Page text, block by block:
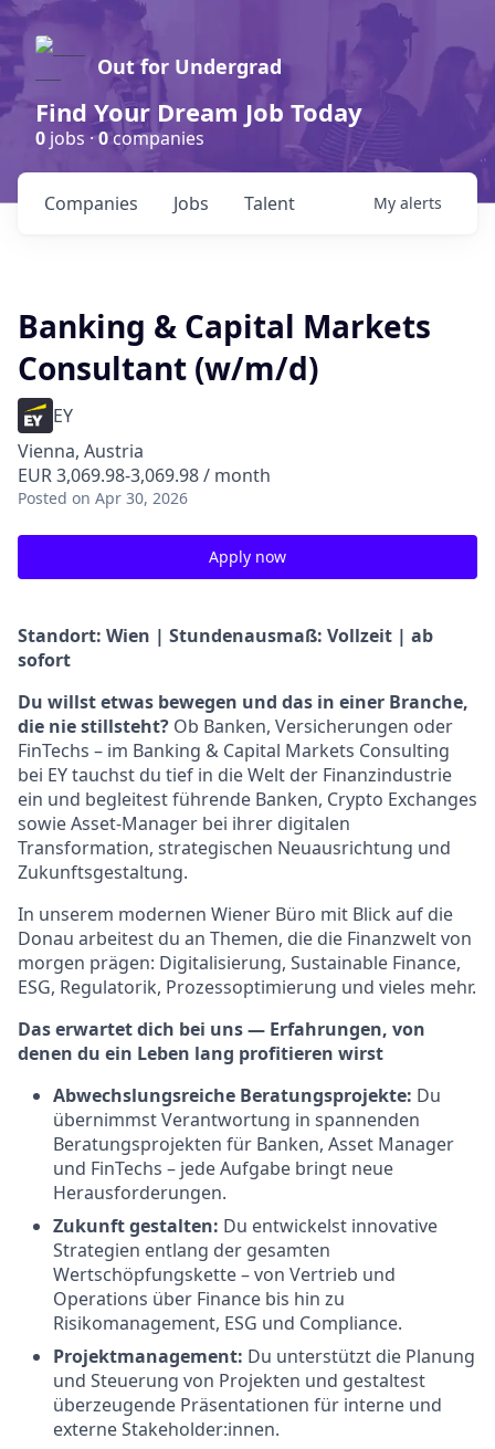
Out for Undergrad
Find Your Dream Job Today
0 jobs ·0companies
Jobs
Companies Talent My alerts
Banking & Capital Markets
Consultant (w/m/d)
EY
Vienna, Austria
EUR 3,069.98-3,069.98 / month
Posted on Apr 30, 2026
Apply now
Standort: Wien | Stundenausmaß: Vollzeit | ab
sofort
Du willst etwas bewegen und das in einer Branche,
die nie stillsteht? Ob Banken, Versicherungen oder
FinTechs – im Banking & Capital Markets Consulting
bei EY tauchst du tief in die Welt der Finanzindustrie
ein und begleitest führende Banken, Crypto Exchanges
sowie Asset-Manager bei ihrer digitalen
Transformation, strategischen Neuausrichtung und
Zukunftsgestaltung.
In unserem modernen Wiener Büro mit Blick auf die
Donau arbeitest du an Themen, die die Finanzwelt von
morgen prägen: Digitalisierung, Sustainable Finance,
ESG, Regulatorik, Prozessoptimierung und vieles mehr.
Das erwartet dich bei uns — Erfahrungen, von
denen du ein Leben lang profitieren wirst
Abwechslungsreiche Beratungsprojekte: Du
übernimmst Verantwortung in spannenden
Beratungsprojekten für Banken, Asset Manager
und FinTechs – jede Aufgabe bringt neue
Herausforderungen.
Zukunft gestalten: Du entwickelst innovative
Strategien entlang der gesamten
Wertschöpfungskette – von Vertrieb und
Operations über Finance bis hin zu
Risikomanagement, ESG und Compliance.
Projektmanagement: Du unterstützt die Planung
und Steuerung von Projekten und gestaltest
überzeugende Präsentationen für interne und
externe Stakeholder:innen.